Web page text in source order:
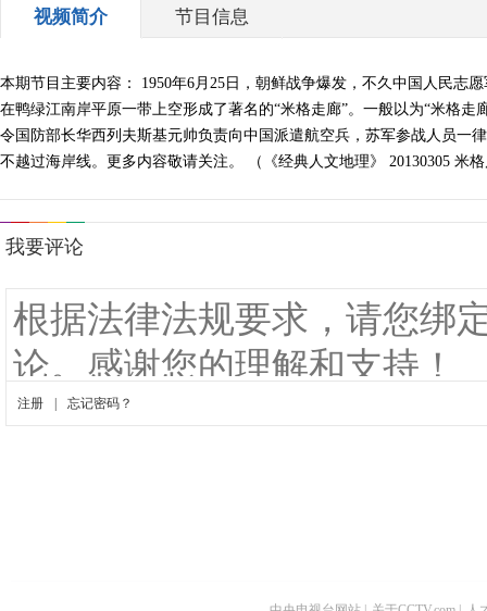
视频简介 节目信息
本期节目主要内容： 1950年6月25日，朝鲜战争爆发，不久中国人民志
在鸭绿江南岸平原一带上空形成了著名的“米格走廊”。一般以为“米格
令国防部长华西列夫斯基元帅负责向中国派遣航空兵，苏军参战人员一
不越过海岸线。更多内容敬请关注。 （《经典人文地理》 20130305 米